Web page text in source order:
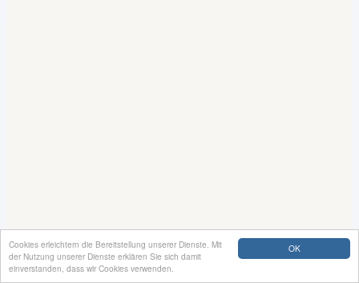
OK
Cookies erleichtern die Bereitstellung unserer Dienste. Mit
der Nutzung unserer Dienste erklären Sie sich damit
einverstanden, dass wir Cookies verwenden.